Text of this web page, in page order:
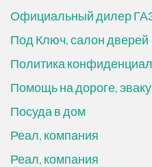
Официальный дилер
Под Ключ, салон дверей
Политика
Помощь на дороге,
Посуда в дом
Реал, компания
Реал, компания